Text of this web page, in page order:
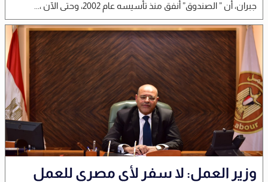
جبران، أن ” الصندوق” أنفق منذ تأسيسه عام 2002، وحتى الآن ،...
وزير العمل: لا سفر لأي مصري للعمل